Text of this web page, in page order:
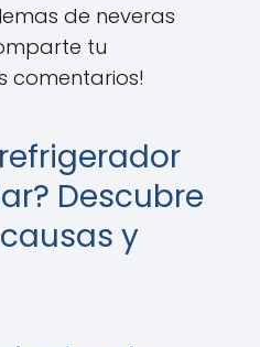
de neveras
tu
comentarios!
Descubre
y